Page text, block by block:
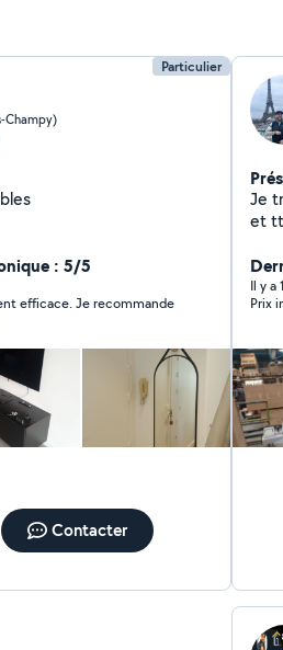
Particulier
Champy)
: 5/5
efficace. Je recommande
Contacter
Je
et
Il y a
Prix